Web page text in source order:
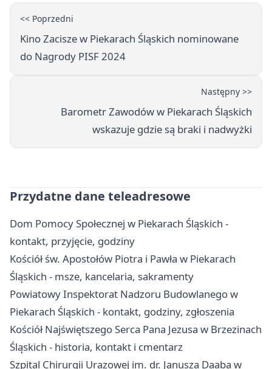
<< Poprzedni
Kino Zacisze w Piekarach Śląskich nominowane
do Nagrody PISF 2024
Następny >>
Barometr Zawodów w Piekarach Śląskich
wskazuje gdzie są braki i nadwyżki
Przydatne dane teleadresowe
Dom Pomocy Społecznej w Piekarach Śląskich -
kontakt, przyjęcie, godziny
Kościół św. Apostołów Piotra i Pawła w Piekarach
Śląskich - msze, kancelaria, sakramenty
Powiatowy Inspektorat Nadzoru Budowlanego w
Piekarach Śląskich - kontakt, godziny, zgłoszenia
Kościół Najświętszego Serca Pana Jezusa w Brzezinach
Śląskich - historia, kontakt i cmentarz
Szpital Chirurgii Urazowej im. dr. Janusza Daaba w